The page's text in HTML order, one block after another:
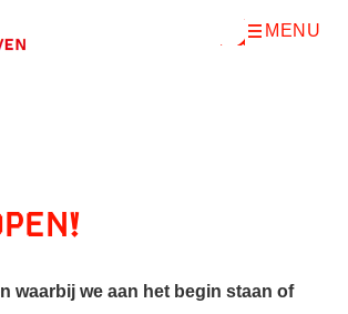
O
MENU
waarbij we aan het begin staan of